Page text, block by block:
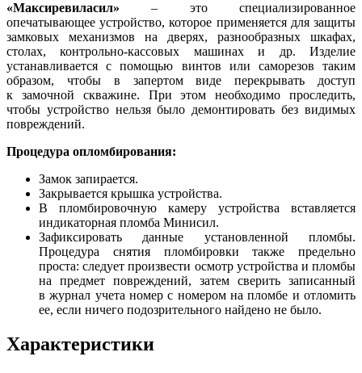
«Максиревиласил» – это специализированное
опечатывающее устройство, которое применяется для защиты
замковых механизмов на дверях, разнообразных шкафах,
столах, контрольно-кассовых машинах и др. Изделие
устанавливается с помощью винтов или саморезов таким
образом, чтобы в запертом виде перекрывать доступ
к замочной скважине. При этом необходимо проследить,
чтобы устройство нельзя было демонтировать без видимых
повреждений.
Процедура опломбирования:
Замок запирается.
Закрывается крышка устройства.
В пломбировочную камеру устройства вставляется
индикаторная пломба Минисил.
Зафиксировать данные установленной пломбы.
Процедура снятия пломбировки также предельно
проста: следует произвести осмотр устройства и пломбы
на предмет повреждений, затем сверить записанный
в журнал учета номер с номером на пломбе и отломить
ее, если ничего подозрительного найдено не было.
Характеристики